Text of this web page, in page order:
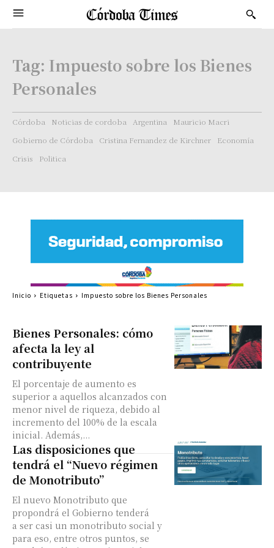
Tag: Impuesto sobre los Bienes
Personales
Córdoba Noticias de cordoba Argentina
Mauricio Macri
Gobierno de Córdoba
Cristina Fernandez de Kirchner
Economía
Crisis
Politica
Bienes Personales: cómo
afecta la ley al
contribuyente
El porcentaje de aumento es
superior a aquellos alcanzados con
menor nivel de riqueza, debido al
incremento del 100% de la escala
inicial. Además,...
Las disposiciones que
tendrá el “Nuevo régimen
de Monotributo”
El nuevo Monotributo que
propondrá el Gobierno tenderá
a ser casi un monotributo social y
para eso, entre otros puntos, se
Inicio Etiquetas Impuesto sobre los Bienes Personales